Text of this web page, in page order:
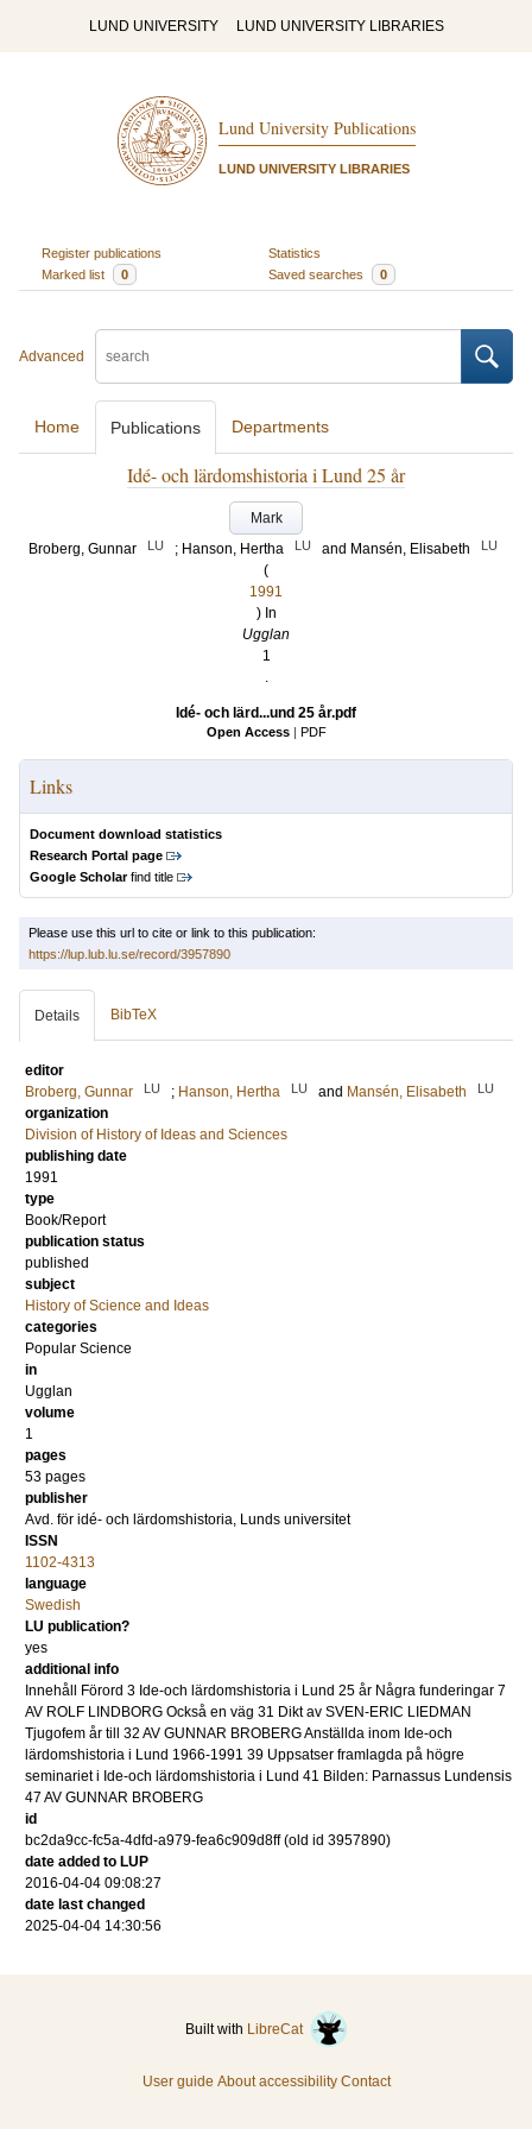
LUND UNIVERSITY LUND UNIVERSITY LIBRARIES
Lund University Publications
LUND UNIVERSITY LIBRARIES
Register publications
Statistics
Marked list
0 Saved searches 0
Advanced
Home Publications Departments
Idé- och lärdomshistoria i Lund 25 år
Mark
Broberg, Gunnar
LU ; Hanson, Hertha LU and Mansén, Elisabeth LU
(
1991
) In
Ugglan
1
.
Idé- och lärd...und 25 år.pdf
Open Access | PDF
Links
Document download statistics
Research Portal page
Google Scholarfind title
Please use this url to cite or link to this publication:
https://lup.lub.lu.se/record/3957890
Details BibTeX
editor
Broberg, Gunnar
LU ; Hanson, Hertha LU and Mansén, Elisabeth LU
organization
Division of History of Ideas and Sciences
publishing date
1991
type
Book/Report
publication status
published
subject
History of Science and Ideas
categories
Popular Science
in
Ugglan
volume
1
pages
53 pages
publisher
Avd. för idé- och lärdomshistoria, Lunds universitet
ISSN
1102-4313
language
Swedish
LU publication?
yes
additional info
Innehåll Förord 3 Ide-och lärdomshistoria i Lund 25 år Några funderingar 7
AV ROLF LINDBORG Också en väg 31 Dikt av SVEN-ERIC LIEDMAN
Tjugofem år till 32 AV GUNNAR BROBERG Anställda inom Ide-och
lärdomshistoria i Lund 1966-1991 39 Uppsatser framlagda på högre
seminariet i Ide-och lärdomshistoria i Lund 41 Bilden: Parnassus Lundensis
47 AV GUNNAR BROBERG
id
bc2da9cc-fc5a-4dfd-a979-fea6c909d8ff (old id 3957890)
date added to LUP
2016-04-04 09:08:27
date last changed
2025-04-04 14:30:56
Built with LibreCat
User guide About accessibility Contact